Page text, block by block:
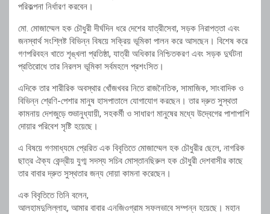
পরিকল্পনা নির্ধারণ করবেন।
মো. মোজাম্মেল হক চৌধুরী দীর্ঘদিন ধরে দেশের যাত্রীসেবা, সড়ক নিরাপত্তা এবং
জনস্বার্থ সংশ্লিষ্ট বিভিন্ন বিষয়ে সক্রিয় ভূমিকা পালন করে আসছেন। বিশেষ করে
গণপরিবহন খাতে শৃঙ্খলা প্রতিষ্ঠা, যাত্রী অধিকার নিশ্চিতকরণ এবং সড়ক দুর্ঘটনা
প্রতিরোধে তার নিরলস ভূমিকা সর্বমহলে প্রশংসিত।
এদিকে তার শারীরিক অবস্থার খোঁজখবর নিতে রাজনৈতিক, সামাজিক, সাংবাদিক ও
বিভিন্ন শ্রেণি-পেশার মানুষ হাসপাতালে যোগাযোগ করছেন। তার দ্রুত সুস্থতা
কামনায় দেশজুড়ে শুভানুধ্যায়ী, সহকর্মী ও সাধারণ মানুষের মধ্যে উদ্বেগের পাশাপাশি
দোয়ার পরিবেশ সৃষ্টি হয়েছে।
এ বিষয়ে গণমাধ্যমে প্রেরিত এক বিবৃতিতে মোজাম্মেল হক চৌধুরীর ছেলে, নাগরিক
ছাত্র ঐক্য কেন্দ্রীয় যুগ্ম সদস্য সচিব মোস্তানছিরুল হক চৌধুরী দেশবাসীর কাছে
তার বাবার দ্রুত সুস্থতার জন্য দোয়া কামনা করেছেন।
এক বিবৃতিতে তিনি বলেন,
আলহামদুলিল্লাহ, আমার বাবার এনজিওগ্রাম সফলভাবে সম্পন্ন হয়েছে। মহান